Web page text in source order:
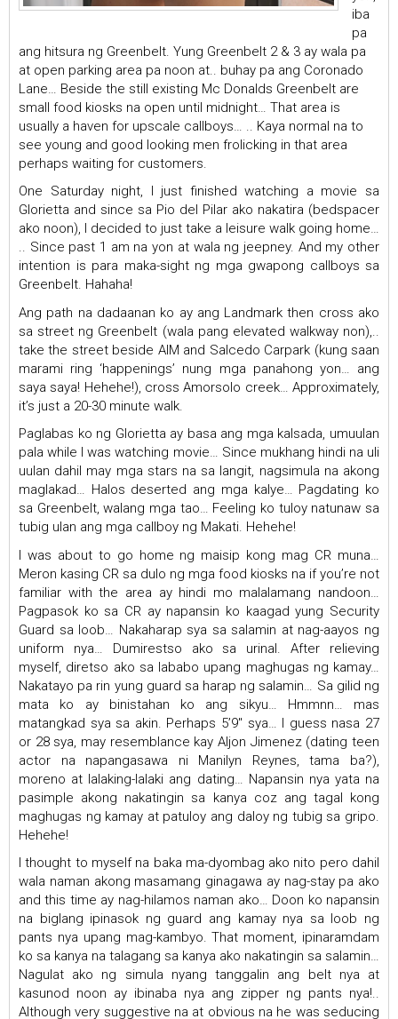
iba
pa
ang hitsura ng Greenbelt. Yung Greenbelt 2 & 3 ay wala pa
at open parking area pa noon at.. buhay pa ang Coronado
Lane… Beside the still existing Mc Donalds Greenbelt are
small food kiosks na open until midnight… That area is
usually a haven for upscale callboys… .. Kaya normal na to
see young and good looking men frolicking in that area
perhaps waiting for customers.
One Saturday night, I just finished watching a movie sa
Glorietta and since sa Pio del Pilar ako nakatira (bedspacer
ako noon), I decided to just take a leisure walk going home…
.. Since past 1 am na yon at wala ng jeepney. And my other
intention is para maka-sight ng mga gwapong callboys sa
Greenbelt. Hahaha!
Ang path na dadaanan ko ay ang Landmark then cross ako
sa street ng Greenbelt (wala pang elevated walkway non),..
take the street beside AIM and Salcedo Carpark (kung saan
marami ring ‘happenings’ nung mga panahong yon… ang
saya saya! Hehehe!), cross Amorsolo creek… Approximately,
it’s just a 20-30 minute walk.
Paglabas ko ng Glorietta ay basa ang mga kalsada, umuulan
pala while I was watching movie… Since mukhang hindi na uli
uulan dahil may mga stars na sa langit, nagsimula na akong
maglakad… Halos deserted ang mga kalye… Pagdating ko
sa Greenbelt, walang mga tao… Feeling ko tuloy natunaw sa
tubig ulan ang mga callboy ng Makati. Hehehe!
I was about to go home ng maisip kong mag CR muna…
Meron kasing CR sa dulo ng mga food kiosks na if you’re not
familiar with the area ay hindi mo malalamang nandoon…
Pagpasok ko sa CR ay napansin ko kaagad yung Security
Guard sa loob… Nakaharap sya sa salamin at nag-aayos ng
uniform nya… Dumirestso ako sa urinal. After relieving
myself, diretso ako sa lababo upang maghugas ng kamay…
Nakatayo pa rin yung guard sa harap ng salamin… Sa gilid ng
mata ko ay binistahan ko ang sikyu… Hmmnn… mas
matangkad sya sa akin. Perhaps 5’9″ sya… I guess nasa 27
or 28 sya, may resemblance kay Aljon Jimenez (dating teen
actor na napangasawa ni Manilyn Reynes, tama ba?),
moreno at lalaking-lalaki ang dating… Napansin nya yata na
pasimple akong nakatingin sa kanya coz ang tagal kong
maghugas ng kamay at patuloy ang daloy ng tubig sa gripo.
Hehehe!
I thought to myself na baka ma-dyombag ako nito pero dahil
wala naman akong masamang ginagawa ay nag-stay pa ako
and this time ay nag-hilamos naman ako… Doon ko napansin
na biglang ipinasok ng guard ang kamay nya sa loob ng
pants nya upang mag-kambyo. That moment, ipinaramdam
ko sa kanya na talagang sa kanya ako nakatingin sa salamin…
Nagulat ako ng simula nyang tanggalin ang belt nya at
kasunod noon ay ibinaba nya ang zipper ng pants nya!..
Although very suggestive na at obvious na he was seducing